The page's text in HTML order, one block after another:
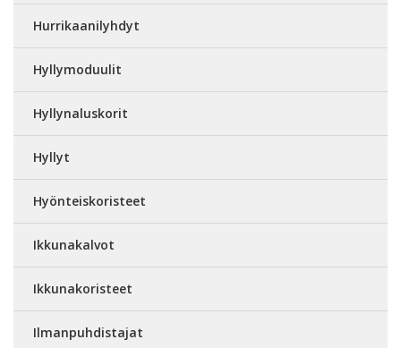
Hurrikaanilyhdyt
Hyllymoduulit
Hyllynaluskorit
Hyllyt
Hyönteiskoristeet
Ikkunakalvot
Ikkunakoristeet
Ilmanpuhdistajat